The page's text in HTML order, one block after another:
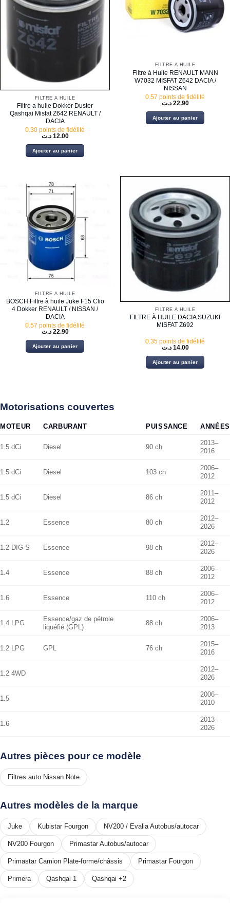
FILTRE À HUILE
Filtre a huile Dokker Duster
Qashqai Misfat Z642 RENAULT /
DACIA
0.30 points de fidélité
12.00 د.ت
Ajouter au panier
FILTRE À HUILE
Filtre à Huile RENAULT MANN
W7032 MISFAT Z642 DACIA /
NISSAN
0.57 points de fidélité
22.90 د.ت
Ajouter au panier
FILTRE À HUILE
BOSCH Filtre à huile Juke F15 Clio
4 Dokker RENAULT / NISSAN /
DACIA
0.57 points de fidélité
22.90 د.ت
Ajouter au panier
FILTRE À HUILE
FILTRE À HUILE DACIA SUZUKI
MISFAT Z692
0.35 points de fidélité
14.00 د.ت
Ajouter au panier
Motorisations couvertes
MOTEUR CARBURANT PUISSANCE ANNÉES
1.5 dCi Diesel 90 ch
2013–
2016
1.5 dCi Diesel 103 ch
2006–
2012
1.5 dCi Diesel 86 ch
2011–
2012
1.2 Essence 80 ch
2012–
2026
1.2 DIG-S Essence 98 ch
2012–
2026
1.4 Essence 88 ch
2006–
2012
1.6 Essence 110 ch
2006–
2012
1.4 LPG
Essence/gaz de pétrole
liquéfié (GPL)
88 ch
2006–
2013
1.2 LPG GPL 76 ch
2015–
2016
1.2 4WD
2012–
2026
1.5
2006–
2010
1.6
2013–
2026
Autres pièces pour ce modèle
Filtres auto Nissan Note
Autres modèles de la marque
Juke Kubistar Fourgon NV200 / Evalia Autobus/autocar
NV200 Fourgon Primastar Autobus/autocar
Primastar Camion Plate-forme/châssis Primastar Fourgon
Primera Qashqai 1 Qashqai +2